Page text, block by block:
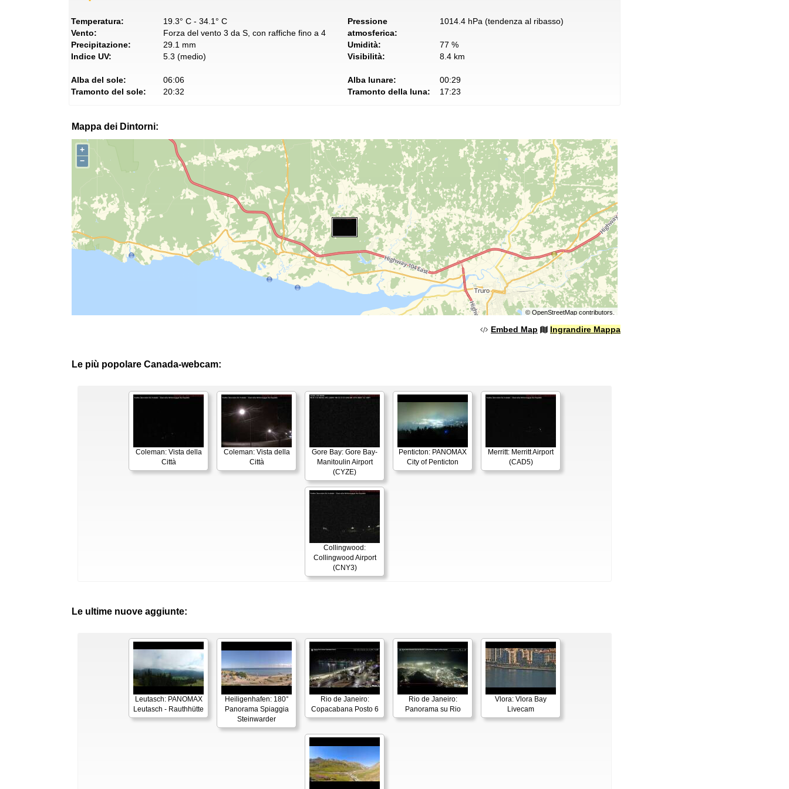
Temperatura:
19.3° C - 34.1° C
Vento:
Forza del vento 3 da S, con raffiche fino a 4
Precipitazione:
29.1 mm
Indice UV:
5.3 (medio)
Pressione
atmosferica:
1014.4 hPa (tendenza al ribasso)
Umidità:
77 %
Visibilità:
8.4 km
Alba del sole:
06:06
Tramonto del sole:
20:32
Alba lunare:
00:29
Tramonto della luna:
17:23
Mappa dei Dintorni:
+
−
© OpenStreetMapcontributors.
Embed Map Ingrandire Mappa
Le più popolare Canada-webcam:
Coleman: Vista della
Città
Coleman: Vista della
Città
Gore Bay: Gore Bay-
Manitoulin Airport
(CYZE)
Penticton: PANOMAX
City of Penticton
Merritt: Merritt Airport
(CAD5)
Collingwood:
Collingwood Airport
(CNY3)
Le ultime nuove aggiunte:
Leutasch: PANOMAX
Leutasch - Rauthhütte
Heiligenhafen: 180°
Panorama Spiaggia
Steinwarder
Rio de Janeiro:
Copacabana Posto 6
Rio de Janeiro:
Panorama su Rio
Vlora: Vlora Bay
Livecam